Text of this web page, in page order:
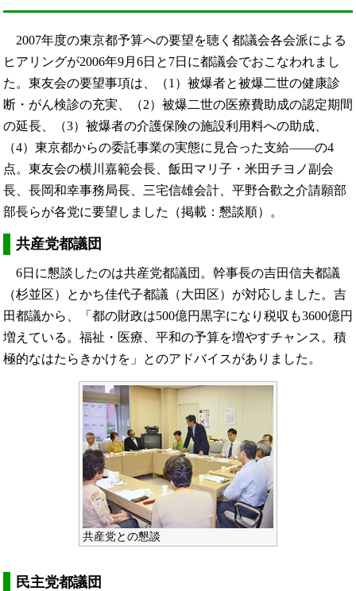
2007年度の東京都予算への要望を聴く都議会各会派による
ヒアリングが2006年9月6日と7日に都議会でおこなわれまし
た。東友会の要望事項は、（1）被爆者と被爆二世の健康診
断・がん検診の充実、（2）被爆二世の医療費助成の認定期間
の延長、（3）被爆者の介護保険の施設利用料への助成、
（4）東京都からの委託事業の実態に見合った支給――の4
点。東友会の横川嘉範会長、飯田マリ子・米田チヨノ副会
長、長岡和幸事務局長、三宅信雄会計、平野合歡之介請願部
部長らが各党に要望しました（掲載：懇談順）。
共産党都議団
6日に懇談したのは共産党都議団。幹事長の吉田信夫都議
（杉並区）とかち佳代子都議（大田区）が対応しました。吉
田都議から、「都の財政は500億円黒字になり税収も3600億円
増えている。福祉・医療、平和の予算を増やすチャンス。積
極的なはたらきかけを」とのアドバイスがありました。
共産党との懇談
民主党都議団